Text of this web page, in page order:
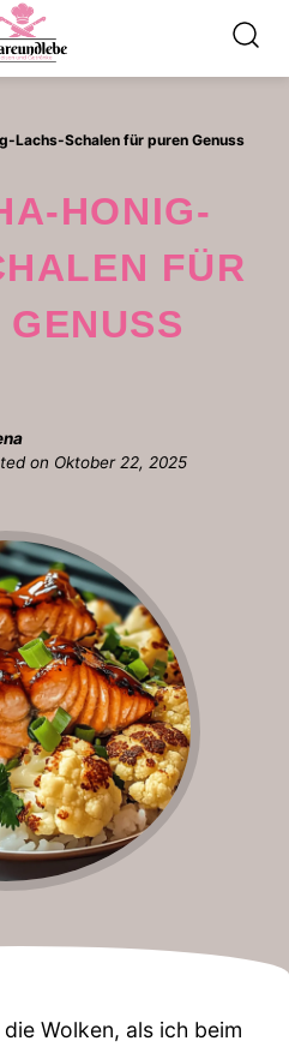
Lachs-Schalen für puren Genuss
FÜR
on Oktober 22, 2025
Wolken, als ich beim